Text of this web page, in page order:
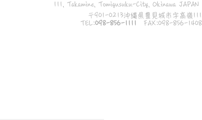
111, Takamine, Tomigusuku-City, Okinawa JAPAN
〒901-0213沖縄県豊見城市字高嶺111
​TEL:098-856-1111 ​FAX:098-856-1408